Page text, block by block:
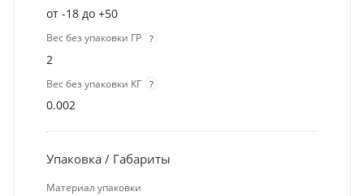
от -18 до +50
Вес без упаковки ГР ?
2
Вес без упаковки КГ ?
0.002
Упаковка / Габариты
Материал упаковки